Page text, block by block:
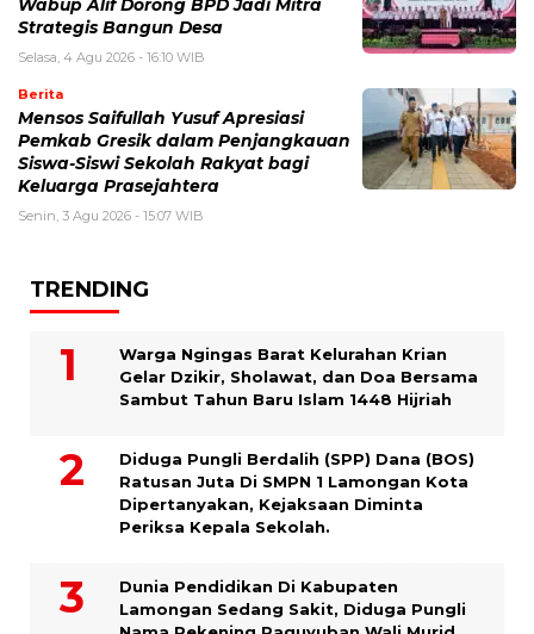
Wabup Alif Dorong BPD Jadi Mitra
Strategis Bangun Desa
Selasa, 4 Agu 2026 - 16:10 WIB
Berita
Mensos Saifullah Yusuf Apresiasi
Pemkab Gresik dalam Penjangkauan
Siswa-Siswi Sekolah Rakyat bagi
Keluarga Prasejahtera
Senin, 3 Agu 2026 - 15:07 WIB
TRENDING
Warga Ngingas Barat Kelurahan Krian
Gelar Dzikir, Sholawat, dan Doa Bersama
Sambut Tahun Baru Islam 1448 Hijriah
Diduga Pungli Berdalih (SPP) Dana (BOS)
Ratusan Juta Di SMPN 1 Lamongan Kota
Dipertanyakan, Kejaksaan Diminta
Periksa Kepala Sekolah.
Dunia Pendidikan Di Kabupaten
Lamongan Sedang Sakit, Diduga Pungli